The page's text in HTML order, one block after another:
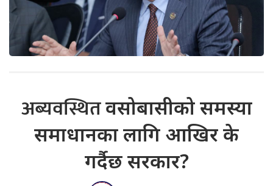
अब्यवस्थितवसोबासीको समस्या
समाधानका लागि आखिर के
गर्दैछ सरकार?